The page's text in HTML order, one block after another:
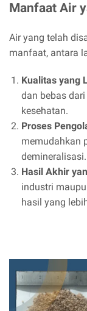
Manfaat Air
Air yang telah
manfaat, antara
Kualitas yang
dan bebas
kesehatan.
Proses
memudahkan
demineralisasi.
Hasil Akhir
industri
hasil yang